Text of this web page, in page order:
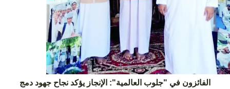
الفائزون في "جلوب العالمية": الإنجاز يؤكد نجاح جهود دمج